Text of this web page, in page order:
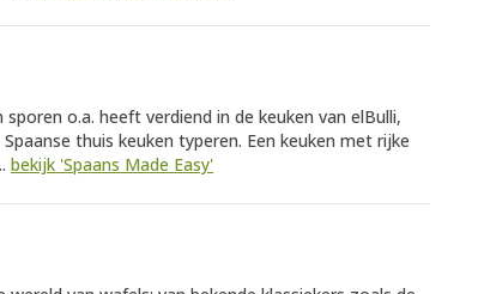
o.a. heeft verdiend in de keuken van elBulli,
thuis keuken typeren. Een keuken met rijke
bekijk 'Spaans Made Easy'